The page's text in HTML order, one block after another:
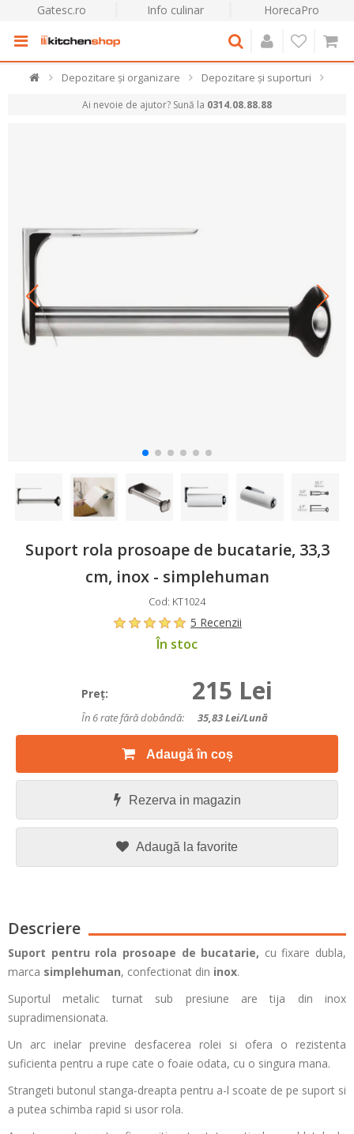
Gatesc.ro Info culinar HorecaPro
Depozitare și organizare Depozitare și suporturi
Ai nevoie de ajutor? Sună la 0314.08.88.88
Suport rola prosoape de bucatarie, 33,3
cm, inox - simplehuman
Cod: KT1024
5 Recenzii
În stoc
Preţ: 215 Lei
În 6 rate fără dobândă: 35,83Lei/lună
Adaugă în coș
Rezerva in magazin
Adaugă la favorite
Descriere
Suport pentru rola prosoape de bucatarie, cu fixare dubla,
marca simplehuman, confectionat din inox.
Suportul metalic turnat sub presiune are tija din inox
supradimensionata.
Un arc inelar previne desfacerea rolei si ofera o rezistenta
suficienta pentru a rupe cate o foaie odata, cu o singura mana.
Strangeti butonul stanga-dreapta pentru a-l scoate de pe suport si
a putea schimba rapid si usor rola.